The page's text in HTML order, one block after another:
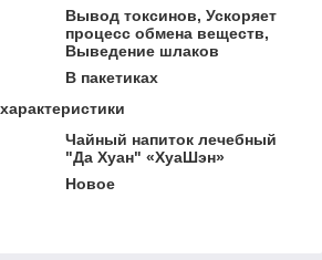
Вывод токсинов, Ускоряет
процесс обмена веществ,
Выведение шлаков
В пакетиках
Чайный напиток лечебный
"Да Хуан" «ХуаШэн»
Новое